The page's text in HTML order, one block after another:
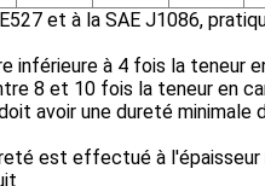
et à la SAE J1086,
inférieure à 4 fois la teneur
8 et 10 fois la teneur en
avoir une dureté minimale
est effectué à l'épaisseur